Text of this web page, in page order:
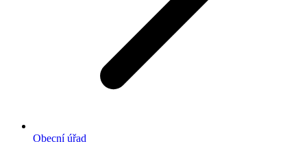
Obecní úřad